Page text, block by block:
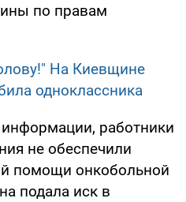
по правам
На Киевщине
одноклассника
работники
не обеспечили
помощи онкобольной
подала иск в